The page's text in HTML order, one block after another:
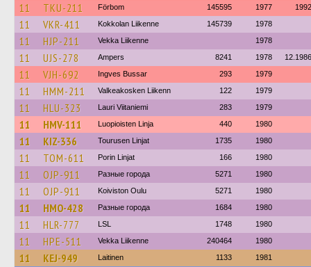
11 TKU-211 Förbom 145595 1977 1992
11 VKR-411 Kokkolan Liikenne 145739 1978
11 HJP-211 Vekka Liikenne 1978
11 UJS-278 Ampers 8241 1978 12.1986
11 VJH-692 Ingves Bussar 293 1979
11 HMM-211 Valkeakosken Liikenn 122 1979
11 HLU-323 Lauri Viitaniemi 283 1979
11 HMV-111 Luopioisten Linja 440 1980
11 KIZ-336 Tourusen Linjat 1735 1980
11 TOM-611 Porin Linjat 166 1980
11 OJP-911 Разные города 5271 1980
11 OJP-911 Koiviston Oulu 5271 1980
11 HMO-428 Разные города 1684 1980
11 HLR-777 LSL 1748 1980
11 HPE-511 Vekka Liikenne 240464 1980
11 KEJ-949 Laitinen 1133 1981